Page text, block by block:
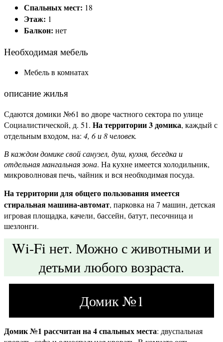
Спальных мест: 18
Этаж: 1
Балкон: нет
Необходимая мебель
Мебель в комнатах
описание жилья
Сдаются домики №61 во дворе частного сектора по улице
Социалистической, д. 51. На территории 3 домика, каждый с
отдельным входом, на: 4, 6 и 8 человек.
В каждом домике свой санузел, душ, кухня, беседка и
отдельная мангальная зона. На кухне имеется холодильник,
микроволновая печь, чайник и вся необходимая посуда.
На территории для общего пользования имеется
стиральная машина-автомат, парковка на 7 машин, детская
игровая площадка, качели, бассейн, батут, песочница и
шезлонги.
Wi-Fi нет. Можно с животными и
детьми любого возраста.
Домик №1
Домик №1 рассчитан на 4 спальных места: двуспальная